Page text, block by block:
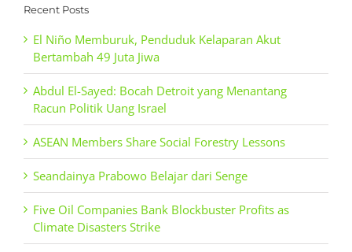
Recent Posts
El Niño Memburuk, Penduduk Kelaparan Akut
Bertambah 49 Juta Jiwa
Abdul El-Sayed: Bocah Detroit yang Menantang
Racun Politik Uang Israel
ASEAN Members Share Social Forestry Lessons
Seandainya Prabowo Belajar dari Senge
Five Oil Companies Bank Blockbuster Profits as
Climate Disasters Strike